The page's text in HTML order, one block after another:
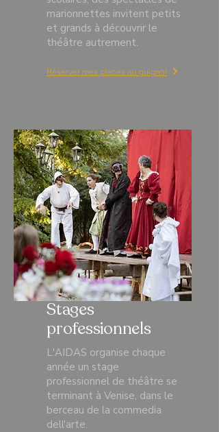
marionnettes invitent petits
et grands à découvrir le
théâtre autrement.
Réserver mes places au guignol
Stages
professionnels
L'AIDAS organise chaque
année un stage
professionnel de théâtre se
terminant à Venise, dans le
berceau de la commedia
dell'arte.